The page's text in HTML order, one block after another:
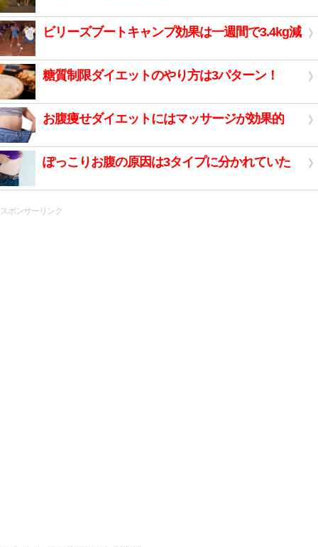
ビリーズブートキャンプ効果は一週間で3.4kg減
糖質制限ダイエットのやり方は3パターン！
お腹痩せダイエットにはマッサージが効果的
ぽっこりお腹の原因は3タイプに分かれていた
スポンサーリンク